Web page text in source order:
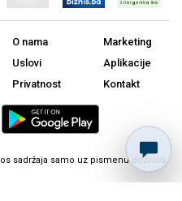
O nama
Uslovi
Privatnost
Marketing
Aplikacije
Kontakt
sadržaja samo uz pismenu dozvolu.